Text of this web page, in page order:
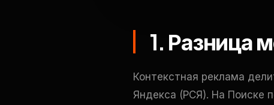
1. Разница
Контекстная реклама
Яндекса (РСЯ). На Поиске